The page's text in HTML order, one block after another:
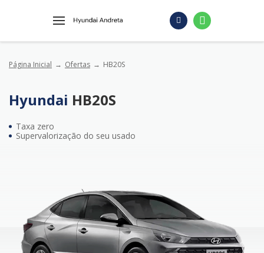
Página Inicial Ofertas HB20S
Hyundai HB20S
Taxa zero
Supervalorização do seu usado